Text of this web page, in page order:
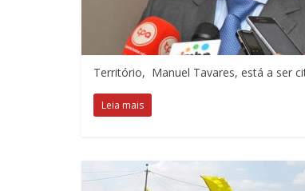
Território, Manuel Tavares, está a ser
Leia mais